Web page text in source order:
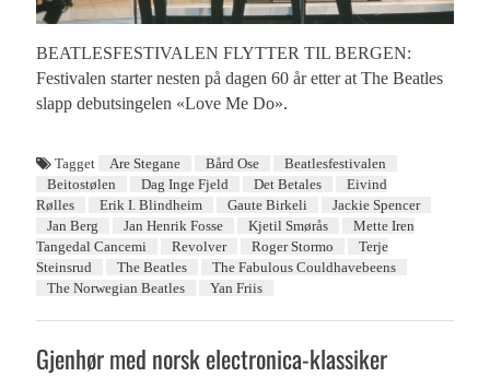
BEATLESFESTIVALEN FLYTTER TIL BERGEN:
Festivalen starter nesten på dagen 60 år etter at The Beatles
slapp debutsingelen «Love Me Do».
Tagget Are Stegane Bård Ose
Beatlesfestivalen
Beitostølen
Dag Inge Fjeld Det Betales
Eivind
Rølles
Erik I. Blindheim Gaute Birkeli
Jackie Spencer
Jan Berg
Jan Henrik Fosse Kjetil Smørås
Mette Iren
Tangedal Cancemi
Revolver Roger Stormo
Terje
Steinsrud
The Beatles
The Fabulous Couldhavebeens
The Norwegian Beatles
Yan Friis
Gjenhør med norsk electronica-klassiker